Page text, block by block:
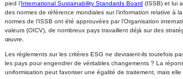
pied l’International Sustainability Standards Board (ISSB) et lui
des normes de référence mondiales sur l’information relative à
normes de l’ISSB ont été approuvées par l’Organisation
valeurs (OICV), de nombreux pays travaillent déjà sur des
œuvre.
Les règlements sur les critères ESG ne devraient-ils toutefois
les pays pour engendrer de véritables changements ? La
uniformisation peut favoriser une égalité de traitement, mais elle